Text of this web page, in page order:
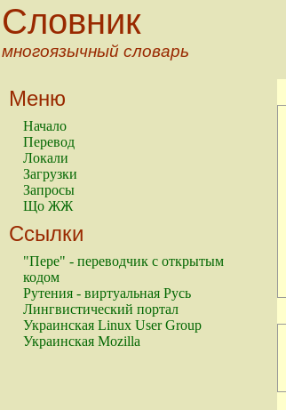
Словник
многоязычный словарь
Меню
Начало
Перевод
Локали
Загрузки
Запросы
Що ЖЖ
Ссылки
"Пере" - переводчик с открытым
кодом
Рутения - виртуальная Русь
Лингвистический портал
Украинская Linux User Group
Украинская Mozilla